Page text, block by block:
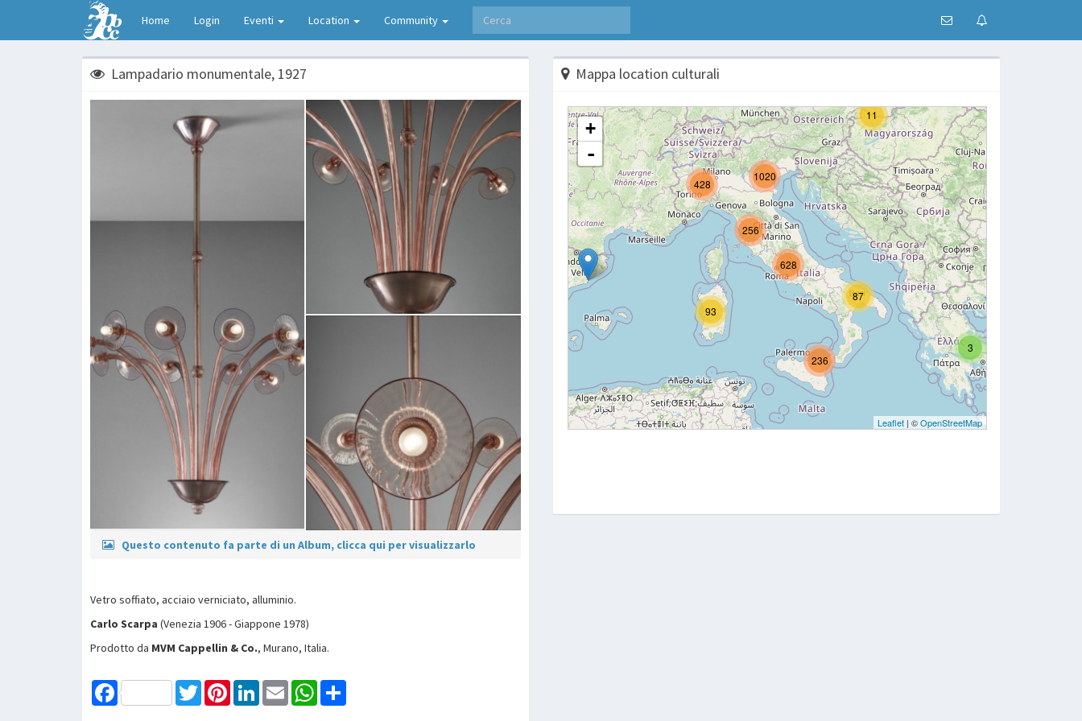
Home Login Eventi Location Community
Lampadario monumentale, 1927
Questo contenuto fa parte di un Album, clicca qui per visualizzarlo
Vetro soffiato, acciaio verniciato, alluminio.
Carlo Scarpa (Venezia 1906 - Giappone 1978)
Prodotto da MVM Cappellin & Co., Murano, Italia.
Facebook TwitterPinterestLinkedInEmail WhatsApp
Mappa location culturali